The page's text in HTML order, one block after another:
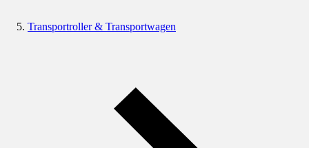
Transportroller & Transportwagen